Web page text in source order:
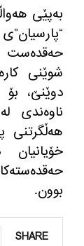
به‌پێی
حه‌قده‌ست
شوێنی
دوێنێ،
ناوه‌ندی
هه‌ڵگرتنی
بوون.
SHARE